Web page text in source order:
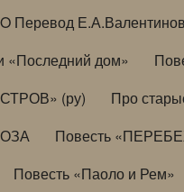
Перевод
«Последний дом»
(ру)
Про
Повесть
Повесть «Паоло и Рем»